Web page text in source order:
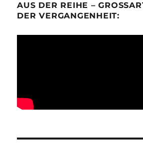
AUS DER REIHE –
ER VERGANGENHEIT: